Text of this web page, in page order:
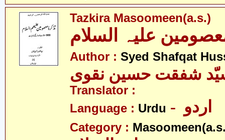
Tazkira Masoomeen(a.s.)
علیہ السلام
Author : Syed Shafqat
شفقت حسین نقوی
Translator :
Language : Urdu
Category :